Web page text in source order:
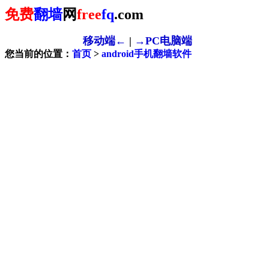
免费翻墙网freefq.com
移动端← | →PC电脑端
您当前的位置： 首页 > android手机翻墙软件